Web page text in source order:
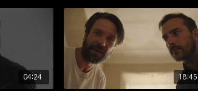
04:24 18:45